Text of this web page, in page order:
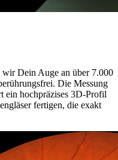
Dein Auge an über 7.000
Die Messung
ein hochpräzises 3D-Profil
fertigen, die exakt